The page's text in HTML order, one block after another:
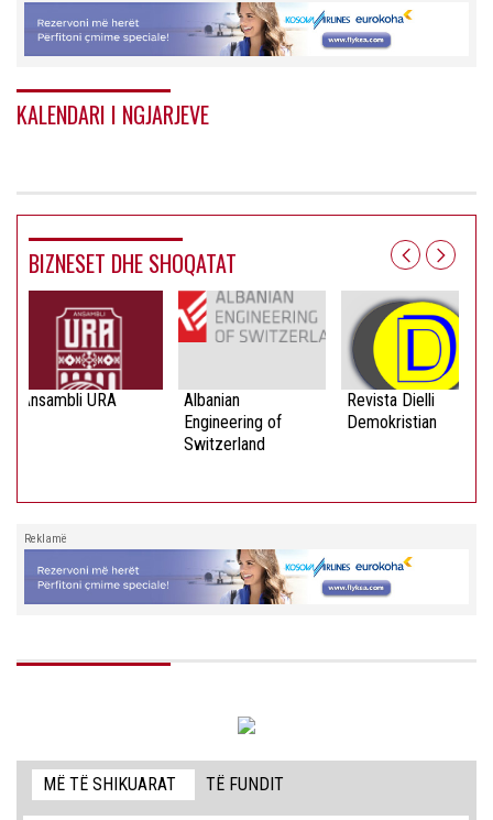
KALENDARI I NGJARJEVE
BIZNESET DHE SHOQATAT
Ansambli URA
Albanian
Engineering of
Switzerland
Revista Dielli
Demokristian
Reklamë
MË TË SHIKUARAT TË FUNDIT